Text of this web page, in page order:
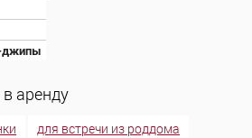
аренду
для встречи из роддома